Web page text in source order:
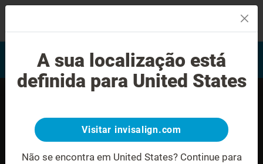
Avaliação do sorriso
Encontrar um Invisalign
provider
A sua localização está
definida para United States
Visitar invisalign.com
Não se encontra em United States? Continue para